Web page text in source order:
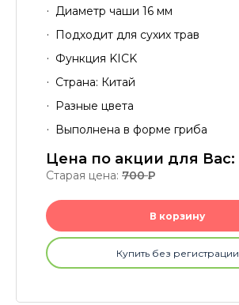
Диаметр чаши 16 мм
Подходит для сухих трав
Функция KICK
Страна: Китай
Разные цвета
Выполнена в форме гриба
Цена по акции для Вас:
Старая цена: 700P
В корзину
Купить без регистрации